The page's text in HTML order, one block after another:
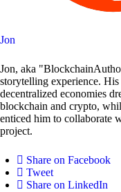
Jon
Jon, aka
storytelling experience.
decentralized economies
blockchain and crypto,
enticed him to collaborate
project.
Share on Facebook
Tweet
Share on LinkedIn